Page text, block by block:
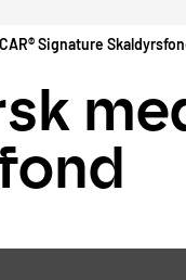
Signature